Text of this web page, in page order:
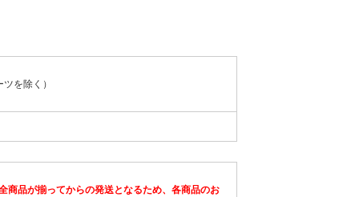
を除く）
品が揃ってからの発送となるため、各商品のお